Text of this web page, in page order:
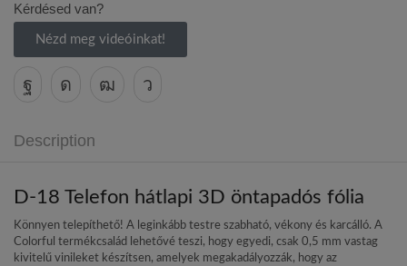
Kérdésed van?
Nézd meg videóinkat!
Description
D-18 Telefon hátlapi 3D öntapadós fólia
Könnyen telepíthető! A leginkább testre szabható, vékony és karcálló. A
Colorful termékcsalád lehetővé teszi, hogy egyedi, csak 0,5 mm vastag
kivitelű vinileket készítsen, amelyek megakadályozzák, hogy az